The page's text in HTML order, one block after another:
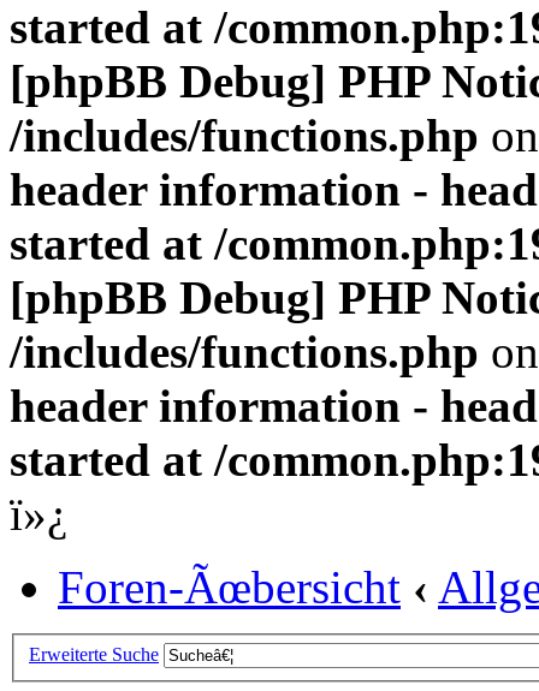
started at /
[phpBB Debug] PHP
/includes/functions.php
header information -
started at /
[phpBB Debug] PHP
/includes/functions.php
header information -
started at /
ï»¿
Foren-Ãœbersicht ‹
Erweiterte Suche